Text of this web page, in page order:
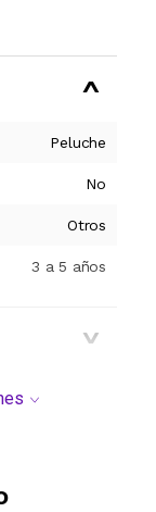
Peluche
No
Otros
3 a 5 años